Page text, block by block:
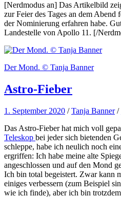
[Nerdmodus an] Das Artikelbild
zur Feier des Tages an dem
der Nominierung erfahren habe.
Landestelle von Apollo 11. [/
Der Mond. © Tanja Banner
Astro-Fieber
1. September 2020 /Tanja Banner /
Das Astro-Fieber hat mich voll
Teleskop bei jeder sich bietenden
schleppe, habe ich neulich noch
ergriffen: Ich habe meine alte
angeschlossen und auf den Mond
Ich bin total begeistert. Zwar kann
einiges verbessern (zum Beispiel
wie ich finde), aber ich bin